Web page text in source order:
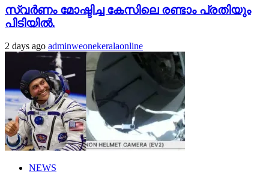
സ്വർണം മോഷ്ടിച്ച കേസിലെ രണ്ടാം പ്രതിയും
പിടിയിൽ.
2 days ago adminweonekeralaonline
NEWS